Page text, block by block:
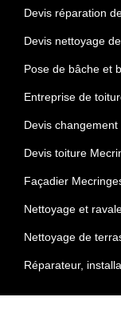
Devis réparation
Devis nettoyage
Pose de bâche et
Entreprise de
Devis
Devis toiture
Façadier
Nettoyage et
Nettoyage de
Réparateur,